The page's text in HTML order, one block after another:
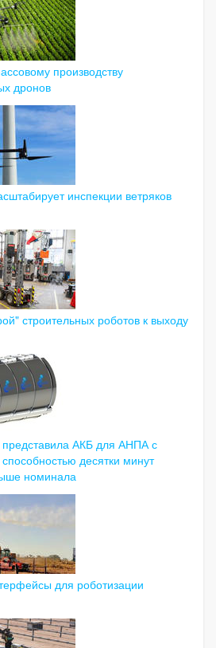
производству
дронов
инспекции ветряков
строительных роботов к выходу
АКБ для АНПА с
десятки минут
номинала
для роботизации